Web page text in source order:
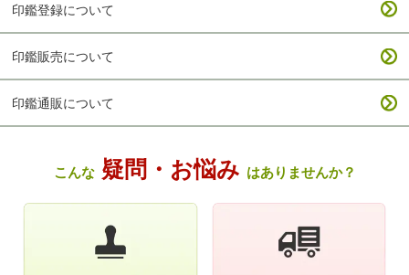
印鑑登録について
印鑑販売について
印鑑通販について
こんな疑問・お悩み はありませんか？